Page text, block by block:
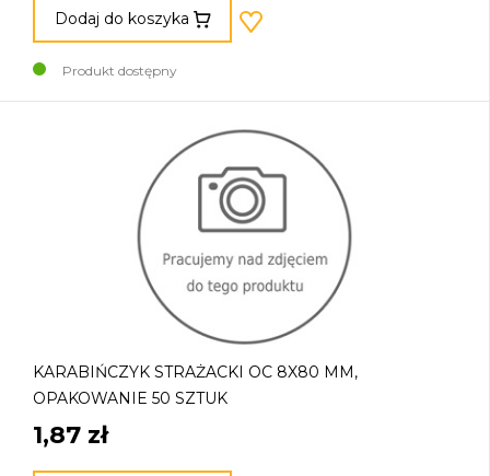
Dodaj do koszyka
Produkt dostępny
KARABIŃCZYK STRAŻACKI OC 8X80 MM,
OPAKOWANIE 50 SZTUK
1,87 zł